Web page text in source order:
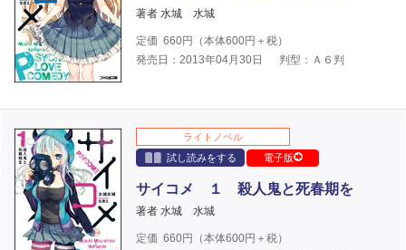
著者 水城 水城
定価 660円（本体600円＋税）
発売日：2013年04月30日
判型：Ａ６判
ライトノベル
試し読みをする
電子版
サイコメ １ 殺人鬼と死春期を
著者 水城 水城
定価 660円（本体600円＋税）